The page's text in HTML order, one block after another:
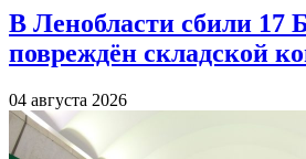
В Ленобласти сбили
повреждён складской
04 августа 2026